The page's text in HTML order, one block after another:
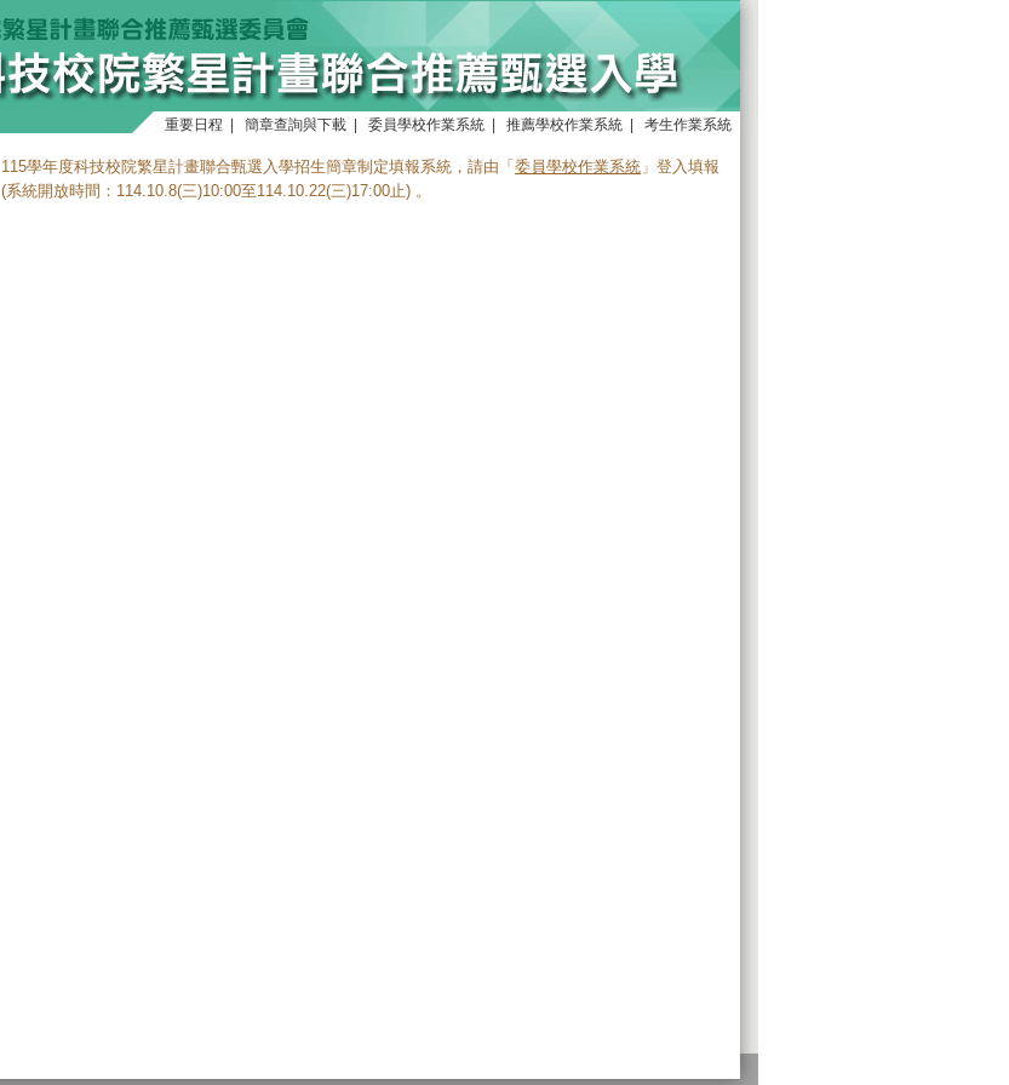
重要日程 簡章查詢與下載 委員學校作業系統 推薦學校作業系統 考生作業系統
115學年度科技校院繁星計畫聯合甄選入學招生簡章制定填報系統，請由「 委員學校作業系統 」登入填報
(系統開放時間：114.10.8(三)10:00至114.10.22(三)17:00止) 。